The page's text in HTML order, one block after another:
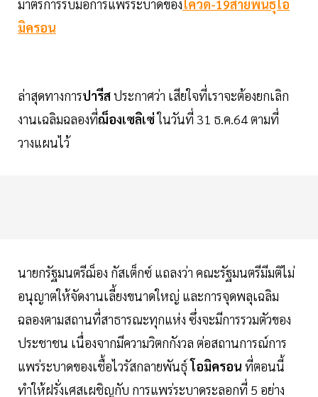
มาตรการรับมือการแพร่ระบาดของโควิด-19สายพันธุ์โอ
มิครอน
ล่าสุดทางการปารีสประกาศว่า เสียใจที่เราจะต้องยกเลิก
งานเฉลิมฉลองที่ฌ็องเซลิเซ่ในวันที่ 31 ธ.ค.64 ตามที่
วางแผนไว้
นายกรัฐมนตรีฌ็อง กัสเต็กซ์ แถลงว่า คณะรัฐมนตรีมีมติไม่
อนุญาตให้จัดงานเลี้ยงขนาดใหญ่ และการจุดพลุเฉลิม
ฉลองตามสถานที่สาธารณะทุกแห่ง ซึ่งจะมีการรวมตัวของ
ประชาชน เนื่องจากมีความวิตกกังวล ต่อสถานการณ์การ
แพร่ระบาดของเชื้อไวรัสกลายพันธุ์โอมิครอน ที่ตอนนี้
ทำให้ฝรั่งเศสเผชิญกับ การแพร่ระบาดระลอกที่ 5 อย่าง